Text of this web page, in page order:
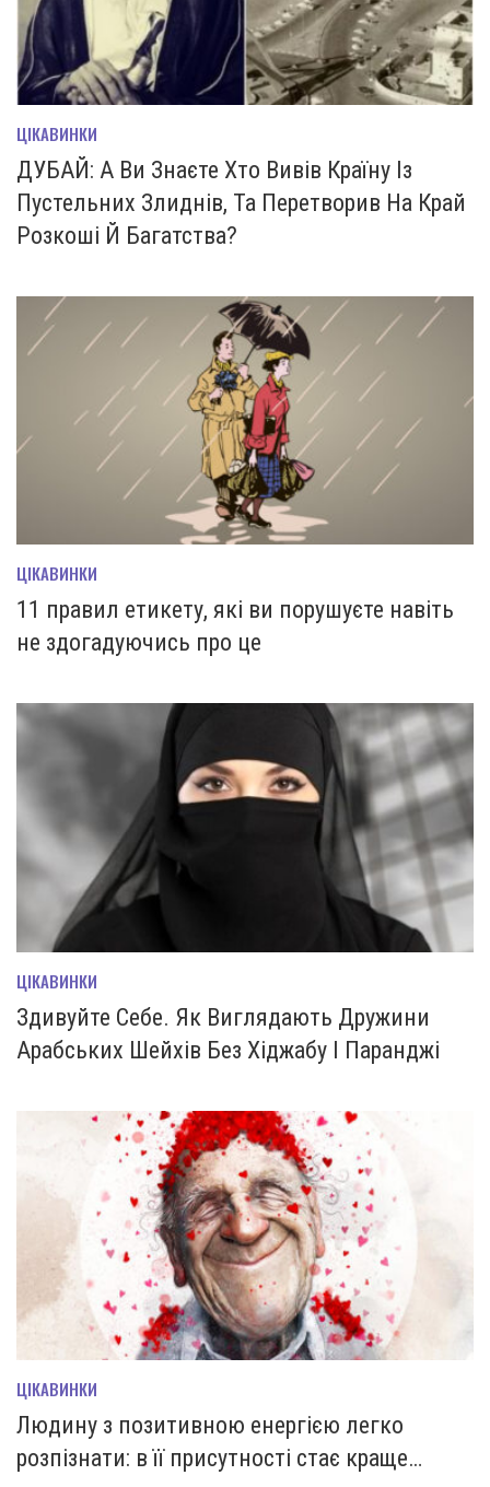
ЦІКАВИНКИ
ДУБАЙ: А Ви Знаєте Хто Вивів Країну Із
Пустельних Злиднів, Та Перетворив На Край
Розкоші Й Багатства?
ЦІКАВИНКИ
11 правил етикету, які ви порушуєте навіть
не здогадуючись про це
ЦІКАВИНКИ
Здивуйте Себе. Як Виглядають Дружини
Арабських Шейхів Без Хіджабу І Паранджі
ЦІКАВИНКИ
Людину з позитивною енергією легко
розпізнати: в її присутності стає краще…